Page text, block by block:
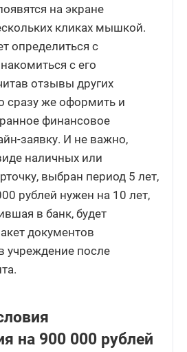
на экране
кликах мышкой.
определиться с
с его
отзывы других
сразу же оформить и
финансовое
заявку. И не важно,
наличных или
выбран период 5 лет,
рублей нужен на 10 лет,
в банк, будет
документов
учреждение после
на 900 000 рублей